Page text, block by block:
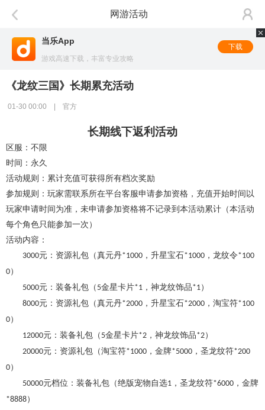
网游活动
当乐App
游戏高速下载，丰富专业攻略
下载
《龙纹三国》长期累充活动
01-30 00:00 | 官方
长期线下返利活动
区服：不限
时间：永久
活动规则：累计充值可获得所有档次奖励
参加规则：玩家需联系所在平台客服申请参加资格，充值开始时间以
玩家申请时间为准，未申请参加资格将不记录到本活动累计（本活动
每个角色只能参加一次）
活动内容：
3000元：资源礼包（真元丹*1000 ，升星宝石*1000 ，龙纹令*100
0）
5000元：装备礼包（ 5金星卡片*1 ，神龙纹饰品*1）
8000元：资源礼包（真元丹*2000 ，升星宝石*2000 ，淘宝符*100
0）
12000元：装备礼包（ 5金星卡片*2 ，神龙纹饰品*2）
20000元：资源礼包（淘宝符*1000 ，金牌*5000 ，圣龙纹符*200
0）
50000元档位：装备礼包（绝版宠物自选1 ，圣龙纹符*6000 ，金牌
*8888）